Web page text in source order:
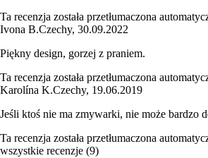
Ta recenzja została przetłumaczona
Ivona B.Czechy, 30.09.2022
Piękny design, gorzej z praniem.
Ta recenzja została przetłumaczona
Karolína K.Czechy, 19.06.2019
Jeśli ktoś nie ma zmywarki, nie może bardzo
Ta recenzja została przetłumaczona
wszystkie recenzje (9)